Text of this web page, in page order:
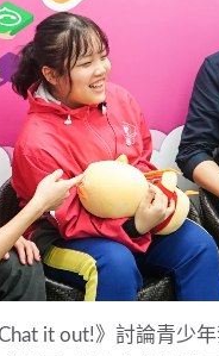
it out!》討論青少